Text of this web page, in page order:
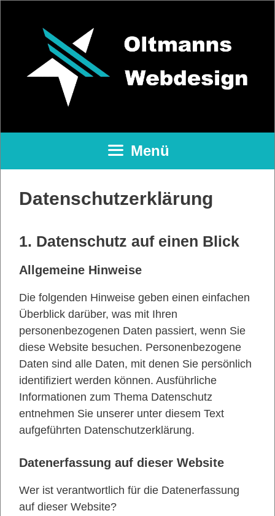
springen
Menü
Datenschutzerklärung
1. Datenschutz auf einen Blick
Allgemeine Hinweise
Die folgenden Hinweise geben einen einfachen
Überblick darüber, was mit Ihren
personenbezogenen Daten passiert, wenn Sie
diese Website besuchen. Personenbezogene
Daten sind alle Daten, mit denen Sie persönlich
identifiziert werden können. Ausführliche
Informationen zum Thema Datenschutz
entnehmen Sie unserer unter diesem Text
aufgeführten Datenschutzerklärung.
Datenerfassung auf dieser Website
Wer ist verantwortlich für die Datenerfassung
auf dieser Website?